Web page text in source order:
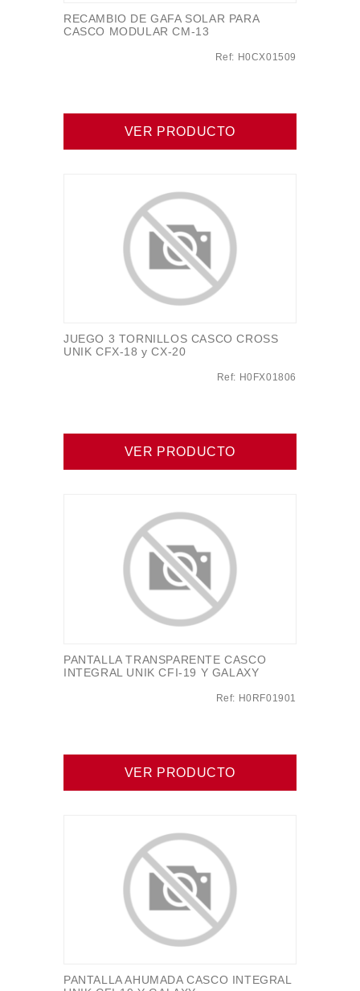
RECAMBIO DE GAFA SOLAR PARA
CASCO MODULAR CM-13
Ref: H0CX01509
VER PRODUCTO
JUEGO 3 TORNILLOS CASCO CROSS
UNIK CFX-18 y CX-20
Ref: H0FX01806
VER PRODUCTO
PANTALLA TRANSPARENTE CASCO
INTEGRAL UNIK CFI-19 Y GALAXY
Ref: H0RF01901
VER PRODUCTO
PANTALLA AHUMADA CASCO INTEGRAL